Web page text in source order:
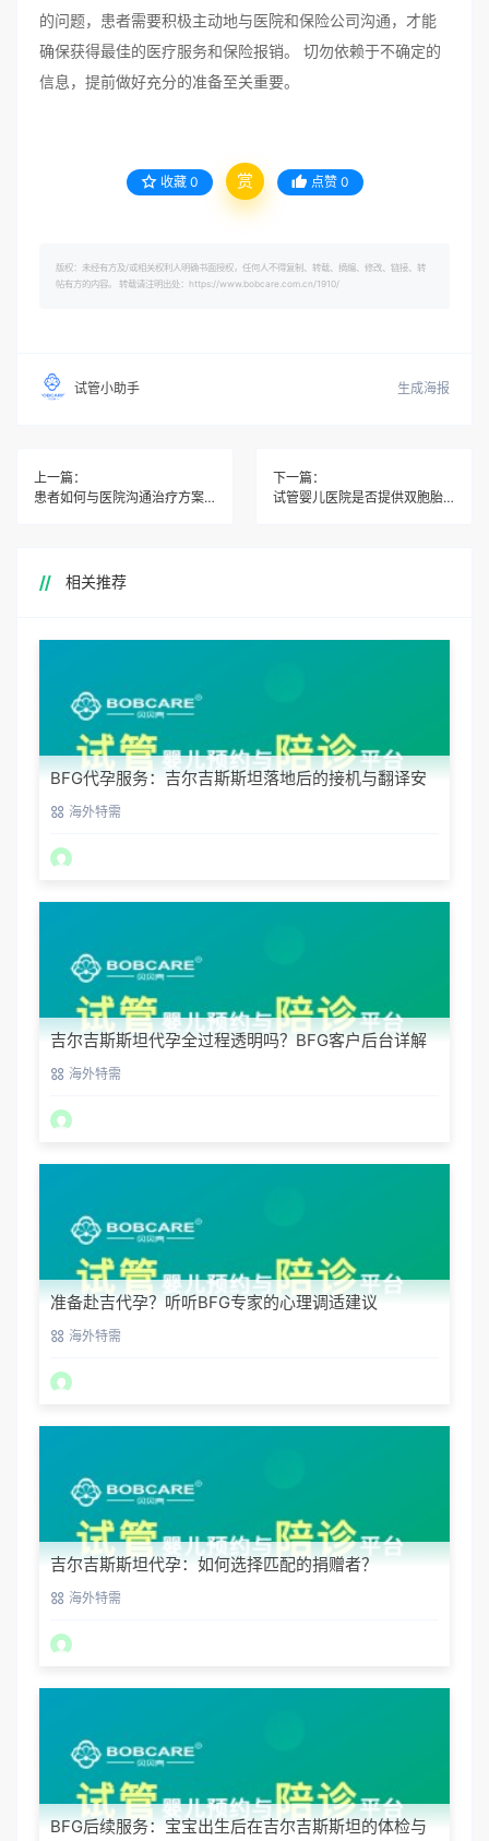
的问题，患者需要积极主动地与医院和保险公司沟通，才能
确保获得最佳的医疗服务和保险报销。 切勿依赖于不确定的
信息，提前做好充分的准备至关重要。
收藏 0 赏 点赞 0
版权：未经有方及/或相关权利人明确书面授权，任何人不得复制、转载、摘编、修改、链接、转
帖有方的内容。 转载请注明出处：https://www.bobcare.com.cn/1910/
试管小助手 生成海报
上一篇：
患者如何与医院沟通治疗方案和费用明细？
下一篇：
试管婴儿医院是否提供双胞胎或多胞胎的移植选项？
相关推荐
BFG代孕服务：吉尔吉斯斯坦落地后的接机与翻译安
排 海外特需
吉尔吉斯斯坦代孕全过程透明吗？BFG客户后台详解
海外特需
准备赴吉代孕？听听BFG专家的心理调适建议
海外特需
吉尔吉斯斯坦代孕：如何选择匹配的捐赠者？
海外特需
BFG后续服务：宝宝出生后在吉尔吉斯斯坦的体检与